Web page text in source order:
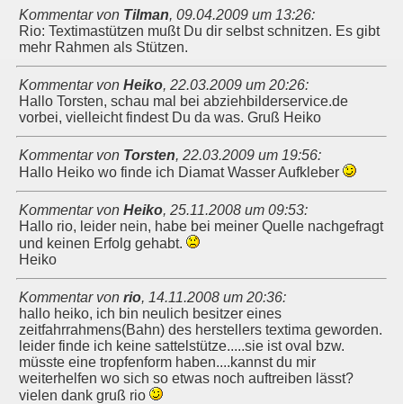
Kommentar von Tilman, 09.04.2009 um 13:26:
Rio: Textimastützen mußt Du dir selbst schnitzen. Es gibt
mehr Rahmen als Stützen.
Kommentar von Heiko, 22.03.2009 um 20:26:
Hallo Torsten, schau mal bei abziehbilderservice.de
vorbei, vielleicht findest Du da was. Gruß Heiko
Kommentar von Torsten, 22.03.2009 um 19:56:
Hallo Heiko wo finde ich Diamat Wasser Aufkleber
Kommentar von Heiko, 25.11.2008 um 09:53:
Hallo rio, leider nein, habe bei meiner Quelle nachgefragt
und keinen Erfolg gehabt.
Heiko
Kommentar von rio, 14.11.2008 um 20:36:
hallo heiko, ich bin neulich besitzer eines
zeitfahrrahmens(Bahn) des herstellers textima geworden.
leider finde ich keine sattelstütze.....sie ist oval bzw.
müsste eine tropfenform haben....kannst du mir
weiterhelfen wo sich so etwas noch auftreiben lässt?
vielen dank gruß rio